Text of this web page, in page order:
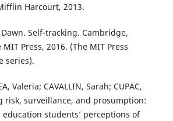
Harcourt, 2013.
Dawn. Self-tracking. Cambridge,
Press, 2016. (The MIT Press
series).
Valeria; CAVALLIN, Sarah; CUPAC,
risk, surveillance, and prosumption:
students’ perceptions of